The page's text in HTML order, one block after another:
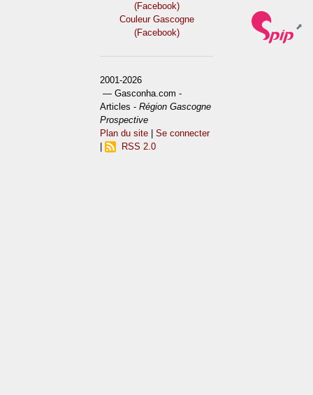
(Facebook)
Couleur Gascogne
(Facebook)
2001-2026
— Gasconha.com -
Articles -Région Gascogne
Prospective
Plan du site |Se connecter
RSS 2.0